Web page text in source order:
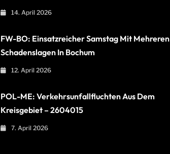
14. April 2026
FW-BO: Einsatzreicher Samstag Mit Mehreren
Schadenslagen In Bochum
12. April 2026
POL-ME: Verkehrsunfallfluchten Aus Dem
Kreisgebiet – 2604015
7. April 2026